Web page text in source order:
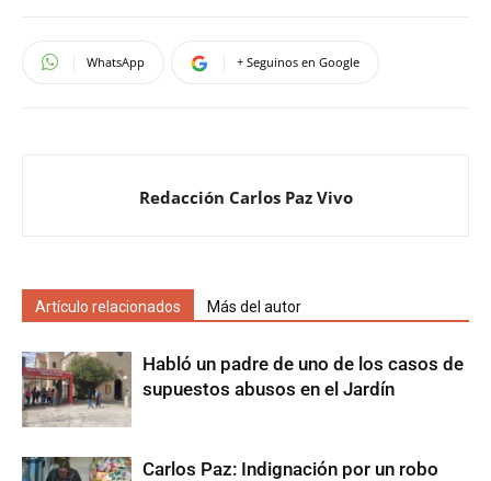
WhatsApp + Seguinos en Google
Redacción Carlos Paz Vivo
Artículo relacionados Más del autor
Habló un padre de uno de los casos de
supuestos abusos en el Jardín
Carlos Paz: Indignación por un robo